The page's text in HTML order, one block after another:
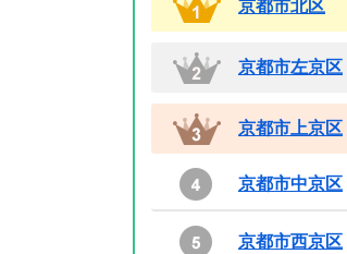
京都市北区
京都市左京区
京都市上京区
京都市中京区
京都市西京区